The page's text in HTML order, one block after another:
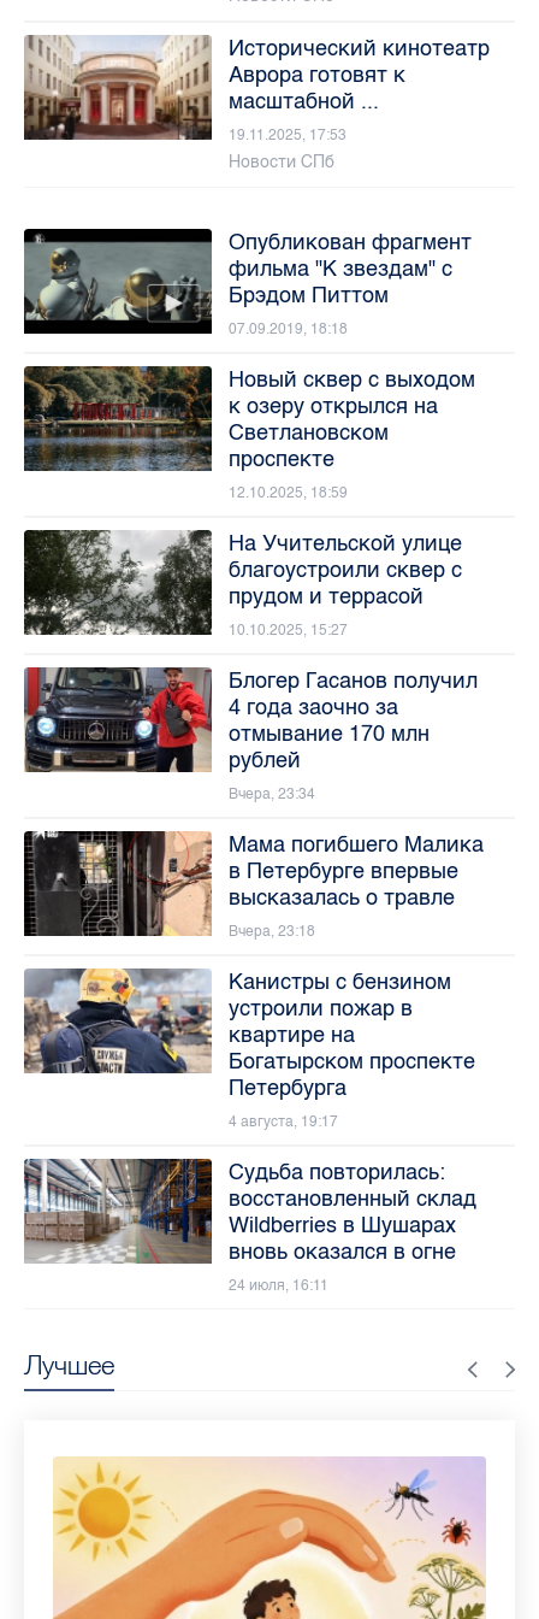
Лучшее
Исторический кинотеатр
Аврора готовят к
масштабной ...
19.11.2025, 17:53
Новости СПб
Опубликован фрагмент
фильма "К звездам" с
Брэдом Питтом
07.09.2019, 18:18
Новый сквер с выходом
к озеру открылся на
Светлановском
проспекте
12.10.2025, 18:59
На Учительской улице
благоустроили сквер с
прудом и террасой
10.10.2025, 15:27
Блогер Гасанов получил
4 года заочно за
отмывание 170 млн
рублей
Вчера, 23:34
Мама погибшего Малика
в Петербурге впервые
высказалась о травле
Вчера, 23:18
Канистры с бензином
устроили пожар в
квартире на
Богатырском проспекте
Петербурга
4 августа, 19:17
Судьба повторилась:
восстановленный склад
Wildberries в Шушарах
вновь оказался в огне
24 июля, 16:11